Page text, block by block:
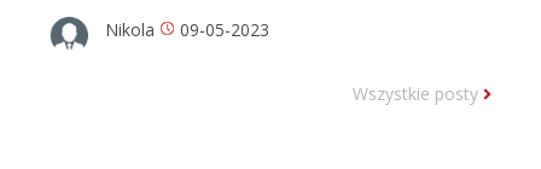
Nikola
09-05-2023
Wszystkie posty